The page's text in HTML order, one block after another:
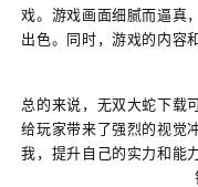
戏。游戏画面细腻而逼真
出色。同时，游戏的内容
总的来说，无双大蛇下载
给玩家带来了强烈的视觉
我，提升自己的实力和能